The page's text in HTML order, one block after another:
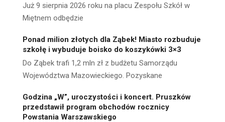
Już 9 sierpnia 2026 roku na placu Zespołu Szkół w
Miętnem odbędzie
Ponad milion złotych dla Ząbek! Miasto rozbuduje
szkołę i wybuduje boisko do koszykówki 3×3
Do Ząbek trafi 1,2 mln zł z budżetu Samorządu
Województwa Mazowieckiego. Pozyskane
Godzina „W”, uroczystości i koncert. Pruszków
przedstawił program obchodów rocznicy
Powstania Warszawskiego